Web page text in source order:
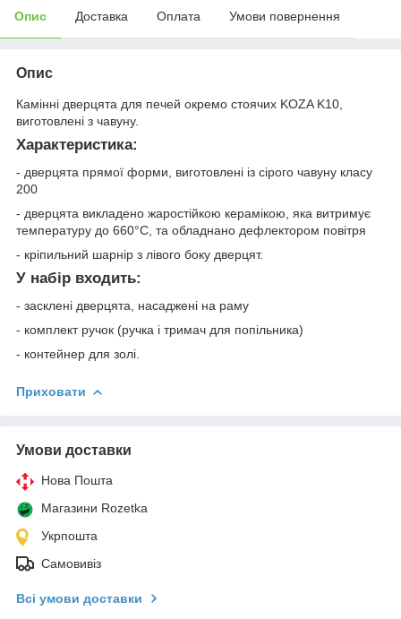
Опис Доставка Оплата Умови повернення
Опис
Камінні дверцята для печей окремо стоячих KOZA K10,
виготовлені з чавуну.
Характеристика:
- дверцята прямої форми, виготовлені із сірого чавуну класу
200
- дверцята викладено жаростійкою керамікою, яка витримує
температуру до 660°C, та обладнано дефлектором повітря
- кріпильний шарнір з лівого боку дверцят.
У набір входить:
- засклені дверцята, насаджені на раму
- комплект ручок (ручка і тримач для попільника)
- контейнер для золі.
Приховати
Умови доставки
Нова Пошта
Магазини Rozetka
Укрпошта
Самовивіз
Всі умови доставки